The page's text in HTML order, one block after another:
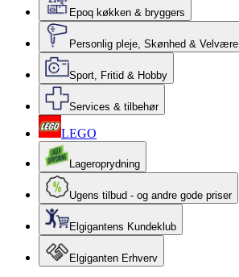
Epoq køkken & bryggers
Personlig pleje, Skønhed & Velvære
Sport, Fritid & Hobby
Services & tilbehør
LEGO
Lageroprydning
Ugens tilbud - og andre gode priser
Elgigantens Kundeklub
Elgiganten Erhverv